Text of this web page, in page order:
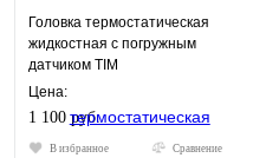
Головка термостатическая
жидкостная с погружным
датчиком TIM
Цена:
1 100 руб.
В избранное Сравнение